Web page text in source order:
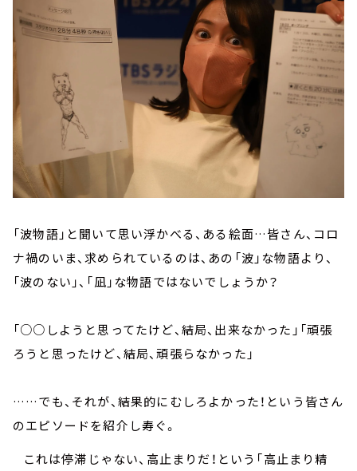
「波物語」と聞いて思い浮かべる、ある絵面…皆さん、コロ
ナ禍のいま、求められているのは、あの「波」な物語より、
「波のない」、「凪」な物語ではないでしょうか？
「○○しようと思ってたけど、結局、出来なかった」「頑張
ろうと思ったけど、結局、頑張らなかった」
……でも、それが、結果的にむしろよかった！という皆さん
のエピソードを紹介し寿ぐ。
これは停滞じゃない、高止まりだ！という「高止まり精